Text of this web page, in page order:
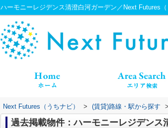
ハーモニーレジデンス清澄白河ガーデン／Next Futures（
Next Futures（うちナビ） > (賃貸)路線・駅から探す >
過去掲載物件：ハーモニーレジデンス